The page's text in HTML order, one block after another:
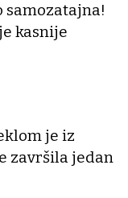
samozatajna!
kasnije
je iz
završila jedan